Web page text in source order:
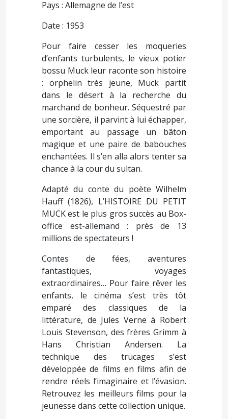
Pays : Allemagne de l’est
Date : 1953
Pour faire cesser les moqueries
d’enfants turbulents, le vieux potier
bossu Muck leur raconte son histoire
: orphelin très jeune, Muck partit
dans le désert à la recherche du
marchand de bonheur. Séquestré par
une sorcière, il parvint à lui échapper,
emportant au passage un bâton
magique et une paire de babouches
enchantées. Il s’en alla alors tenter sa
chance à la cour du sultan.
Adapté du conte du poète Wilhelm
Hauff (1826), L’HISTOIRE DU PETIT
MUCK est le plus gros succès au Box-
office est-allemand : près de 13
millions de spectateurs !
Contes de fées, aventures
fantastiques, voyages
extraordinaires… Pour faire rêver les
enfants, le cinéma s’est très tôt
emparé des classiques de la
littérature, de Jules Verne à Robert
Louis Stevenson, des frères Grimm à
Hans Christian Andersen. La
technique des trucages s’est
développée de films en films afin de
rendre réels l’imaginaire et l’évasion.
Retrouvez les meilleurs films pour la
jeunesse dans cette collection unique.